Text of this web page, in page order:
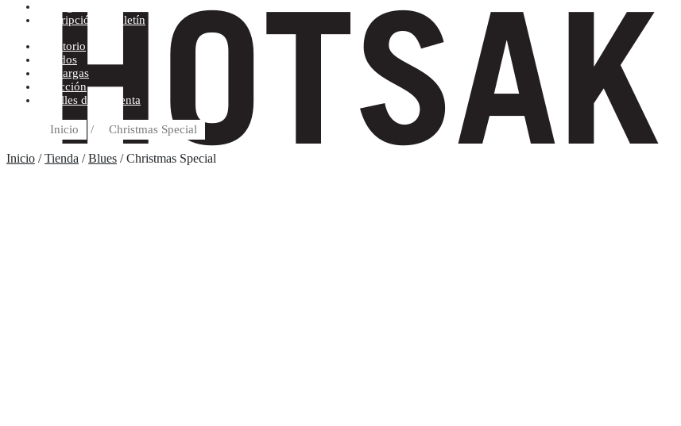
Suscripción al boletín
Escritorio
Pedidos
Descargas
Dirección
Detalles de la cuenta
Inicio / Christmas Special
Inicio /Tienda /Blues / Christmas Special